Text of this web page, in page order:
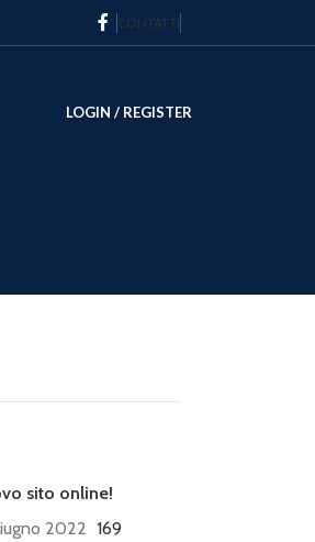
CONTATTI
LOGIN / REGISTER
sito online!
2022 169